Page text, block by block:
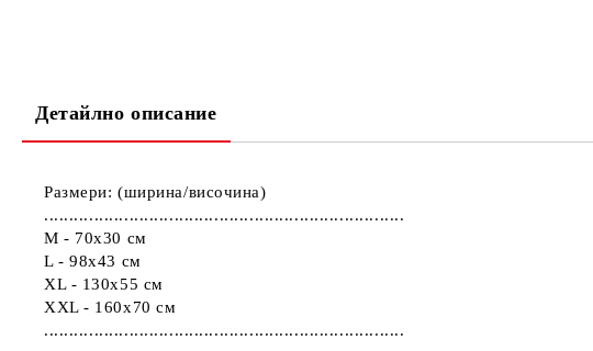
Детайлно описание
Размери: (ширина/височина)
........................................................................
M - 70x30 см
L - 98x43 см
XL - 130х55 см
XXL - 160х70 см
........................................................................